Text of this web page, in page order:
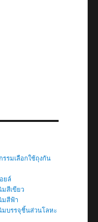
รรมเลือกใช้ถุงกัน
ยล์
มสีเขียว
มสีฟ้า
มบรรจุชิ้นส่วนโลหะ